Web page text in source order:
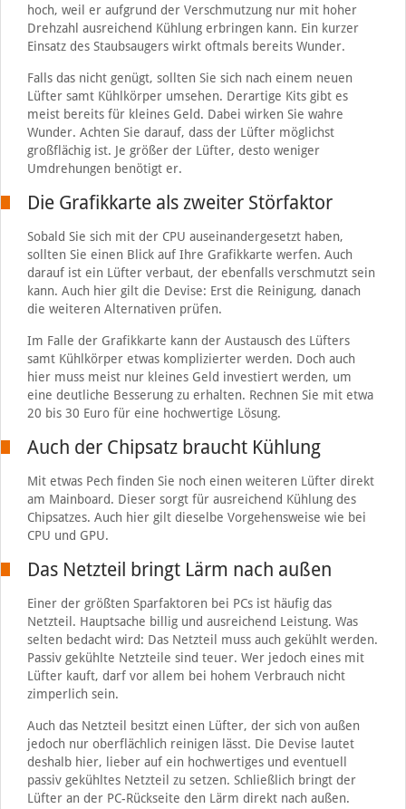
hoch, weil er aufgrund der Verschmutzung nur mit hoher
Drehzahl ausreichend Kühlung erbringen kann. Ein kurzer
Einsatz des Staubsaugers wirkt oftmals bereits Wunder.
Falls das nicht genügt, sollten Sie sich nach einem neuen
Lüfter samt Kühlkörper umsehen. Derartige Kits gibt es
meist bereits für kleines Geld. Dabei wirken Sie wahre
Wunder. Achten Sie darauf, dass der Lüfter möglichst
großflächig ist. Je größer der Lüfter, desto weniger
Umdrehungen benötigt er.
Die Grafikkarte als zweiter Störfaktor
Sobald Sie sich mit der CPU auseinandergesetzt haben,
sollten Sie einen Blick auf Ihre Grafikkarte werfen. Auch
darauf ist ein Lüfter verbaut, der ebenfalls verschmutzt sein
kann. Auch hier gilt die Devise: Erst die Reinigung, danach
die weiteren Alternativen prüfen.
Im Falle der Grafikkarte kann der Austausch des Lüfters
samt Kühlkörper etwas komplizierter werden. Doch auch
hier muss meist nur kleines Geld investiert werden, um
eine deutliche Besserung zu erhalten. Rechnen Sie mit etwa
20 bis 30 Euro für eine hochwertige Lösung.
Auch der Chipsatz braucht Kühlung
Mit etwas Pech finden Sie noch einen weiteren Lüfter direkt
am Mainboard. Dieser sorgt für ausreichend Kühlung des
Chipsatzes. Auch hier gilt dieselbe Vorgehensweise wie bei
CPU und GPU.
Das Netzteil bringt Lärm nach außen
Einer der größten Sparfaktoren bei PCs ist häufig das
Netzteil. Hauptsache billig und ausreichend Leistung. Was
selten bedacht wird: Das Netzteil muss auch gekühlt werden.
Passiv gekühlte Netzteile sind teuer. Wer jedoch eines mit
Lüfter kauft, darf vor allem bei hohem Verbrauch nicht
zimperlich sein.
Auch das Netzteil besitzt einen Lüfter, der sich von außen
jedoch nur oberflächlich reinigen lässt. Die Devise lautet
deshalb hier, lieber auf ein hochwertiges und eventuell
passiv gekühltes Netzteil zu setzen. Schließlich bringt der
Lüfter an der PC-Rückseite den Lärm direkt nach außen.